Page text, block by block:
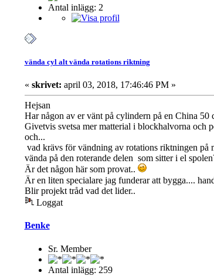
Antal inlägg: 2
vända cyl alt vända rotations riktning
« skrivet: april 03, 2018, 17:46:46 PM »
Hejsan
Har någon av er vänt på cylindern på en China 50
Givetvis svetsa mer matterial i blockhalvorna och
och...
vad krävs för vändning av rotations riktningen på
vända på den roterande delen som sitter i el
Är det någon här som provat..
Är en liten specialare jag funderar att bygga....
Blir projekt tråd vad det lider..
Loggat
Benke
Sr. Member
Antal inlägg: 259